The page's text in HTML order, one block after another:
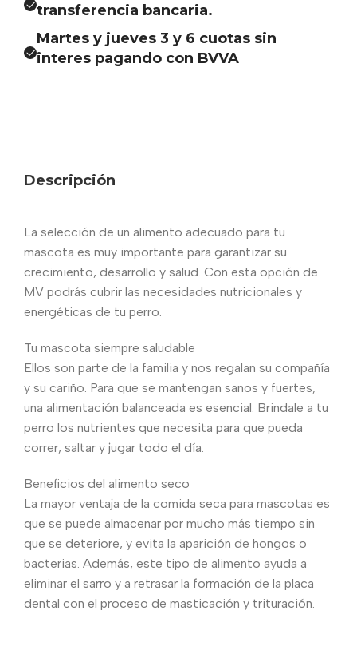
transferencia bancaria.
Martes y jueves 3 y 6 cuotas sin
interes pagando con BVVA
Descripción
La selección de un alimento adecuado para tu
mascota es muy importante para garantizar su
crecimiento, desarrollo y salud. Con esta opción de
MV podrás cubrir las necesidades nutricionales y
energéticas de tu perro.
Tu mascota siempre saludable
Ellos son parte de la familia y nos regalan su compañía
y su cariño. Para que se mantengan sanos y fuertes,
una alimentación balanceada es esencial. Brindale a tu
perro los nutrientes que necesita para que pueda
correr, saltar y jugar todo el día.
Beneficios del alimento seco
La mayor ventaja de la comida seca para mascotas es
que se puede almacenar por mucho más tiempo sin
que se deteriore, y evita la aparición de hongos o
bacterias. Además, este tipo de alimento ayuda a
eliminar el sarro y a retrasar la formación de la placa
dental con el proceso de masticación y trituración.